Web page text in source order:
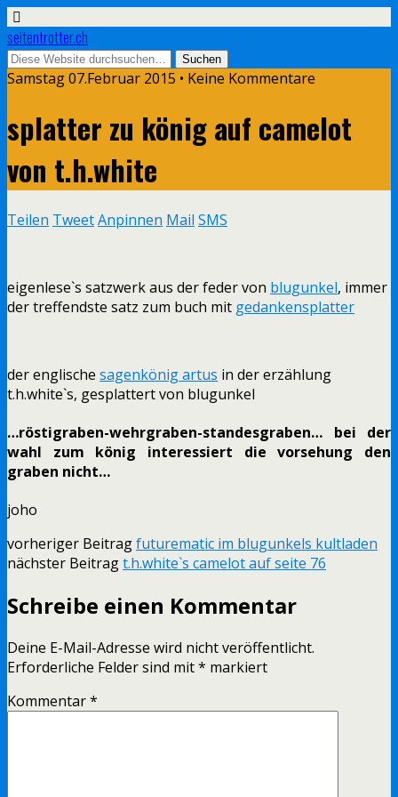
seitentrotter.ch
Samstag 07.Februar 2015 • Keine Kommentare
splatter zu könig auf camelot
von t.h.white
Teilen TweetAnpinnen Mail SMS
eigenlese`s satzwerk aus der feder von blugunkel, immer
der treffendste satz zum buch mit gedankensplatter
der englische sagenkönig artus in der erzählung
t.h.white`s, gesplattert von blugunkel
…röstigraben-wehrgraben-standesgraben… bei der
wahl zum könig interessiert die vorsehung den
graben nicht…
joho
vorheriger Beitragfuturematic im blugunkels kultladen
nächster Beitragt.h.white`s camelot auf seite 76
Schreibe einen Kommentar
Deine E-Mail-Adresse wird nicht veröffentlicht.
Erforderliche Felder sind mit* markiert
Kommentar*